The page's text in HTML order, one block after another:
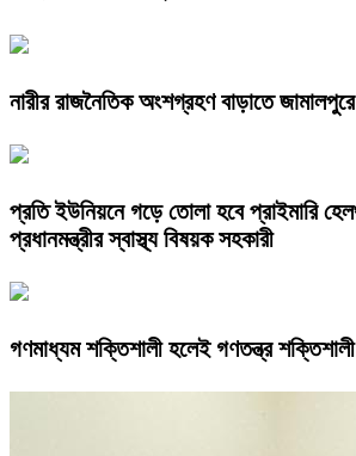
নারীর রাজনৈতিক অংশগ্রহণ বাড়াতে জামালপুরে
প্রতি ইউনিয়নে গড়ে তোলা হবে প্রাইমারি
প্রধানমন্ত্রীর স্বাস্থ্য বিষয়ক সহকারী
গণমাধ্যম শক্তিশালী হলেই গণতন্ত্র